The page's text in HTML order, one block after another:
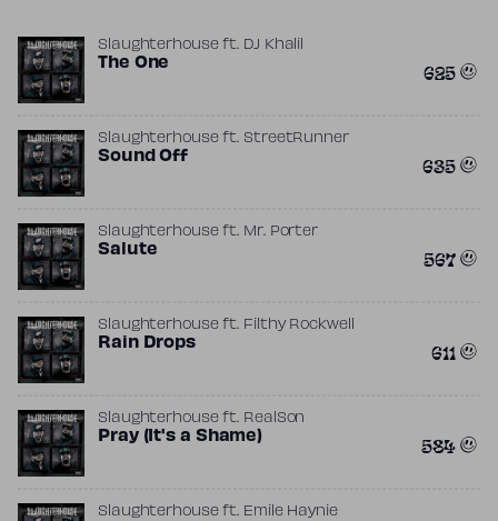
Slaughterhouseft. DJ Khalil
The One 625
Slaughterhouseft. StreetRunner
Sound Off 635
Slaughterhouseft. Mr. Porter
Salute 567
Slaughterhouseft. Filthy Rockwell
Rain Drops 611
Slaughterhouseft. RealSon
Pray (It's a Shame) 584
Slaughterhouseft. Emile Haynie